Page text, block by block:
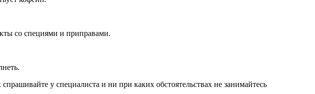
со специями и приправами.
у специалиста и ни при каких обстоятельствах не занимайтесь